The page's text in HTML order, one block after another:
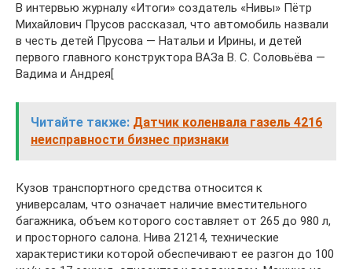
В интервью журналу «Итоги» создатель «Нивы» Пётр
Михайлович Прусов рассказал, что автомобиль назвали
в честь детей Прусова — Натальи и Ирины, и детей
первого главного конструктора ВАЗа В. С. Соловьёва —
Вадима и Андрея[
Читайте также: Датчик коленвала газель 4216
неисправности бизнес признаки
Кузов транспортного средства относится к
универсалам, что означает наличие вместительного
багажника, объем которого составляет от 265 до 980 л,
и просторного салона. Нива 21214, технические
характеристики которой обеспечивают ее разгон до 100